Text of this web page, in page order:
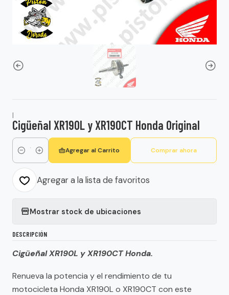
|
Cigüeñal XR190L y XR190CT Honda Original
Cantidad
Agregar al Carrito Comprar ahora
Agregar a la lista de favoritos
Mostrar stock de ubicaciones
DESCRIPCIÓN
Cigüeñal XR190L y XR190CT Honda.
Renueva la potencia y el rendimiento de tu
motocicleta Honda XR190L o XR190CT con este